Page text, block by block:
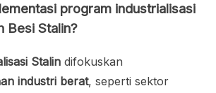
program industrialisasi
Besi Stalin?
Stalin difokuskan
industri berat, seperti sektor